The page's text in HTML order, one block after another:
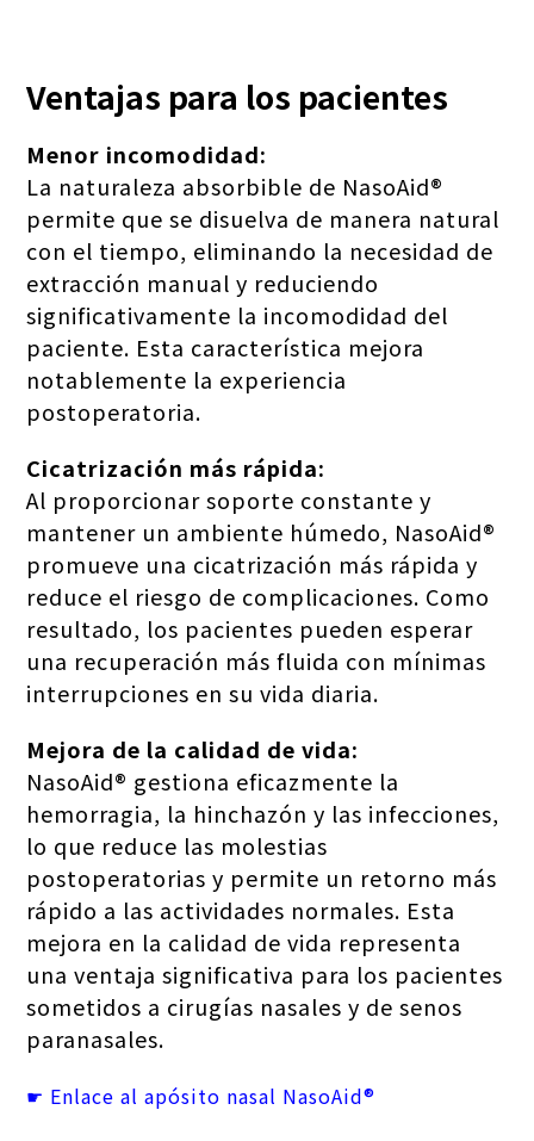
Ventajas para los pacientes
Menor incomodidad:
La naturaleza absorbible de NasoAid®
permite que se disuelva de manera natural
con el tiempo, eliminando la necesidad de
extracción manual y reduciendo
significativamente la incomodidad del
paciente. Esta característica mejora
notablemente la experiencia
postoperatoria.
Cicatrización más rápida:
Al proporcionar soporte constante y
mantener un ambiente húmedo, NasoAid®
promueve una cicatrización más rápida y
reduce el riesgo de complicaciones. Como
resultado, los pacientes pueden esperar
una recuperación más fluida con mínimas
interrupciones en su vida diaria.
Mejora de la calidad de vida:
NasoAid® gestiona eficazmente la
hemorragia, la hinchazón y las infecciones,
lo que reduce las molestias
postoperatorias y permite un retorno más
rápido a las actividades normales. Esta
mejora en la calidad de vida representa
una ventaja significativa para los pacientes
sometidos a cirugías nasales y de senos
paranasales.
☛ Enlace al apósito nasal NasoAid®